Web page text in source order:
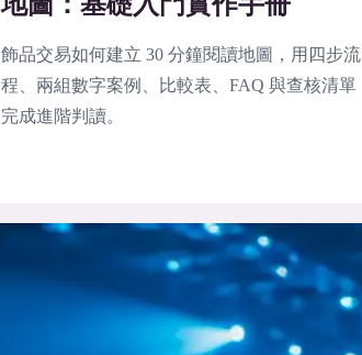
飾品交易如何建立 30 分鐘閱讀地圖，用四步流
程、兩組數字案例、比較表、FAQ 與查核清單
完成進階判讀。